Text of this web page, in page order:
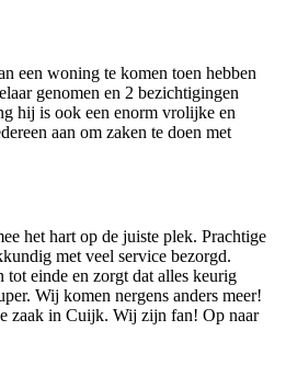
een woning te komen toen hebben
genomen en 2 bezichtigingen
hij is ook een enorm vrolijke en
aan om zaken te doen met
het hart op de juiste plek. Prachtige
met veel service bezorgd.
tot einde en zorgt dat alles keurig
Wij komen nergens anders meer!
zaak in Cuijk. Wij zijn fan! Op naar